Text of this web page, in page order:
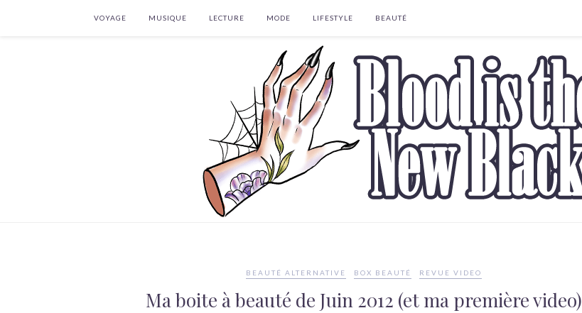
VOYAGE MUSIQUE LECTURE MODE LIFESTYLE BEAUTÉ
BEAUTÉ ALTERNATIVE BOX BEAUTÉ REVUE VIDEO
Ma boite à beauté de Juin 2012 (et ma première video)